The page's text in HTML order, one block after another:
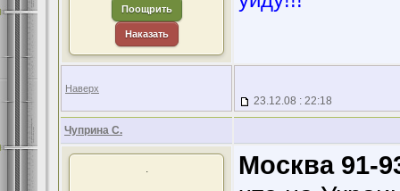
Поощрить
Наказать
Наверх
23.12.08 : 22:18
Чуприна С.
.
Москва 91-